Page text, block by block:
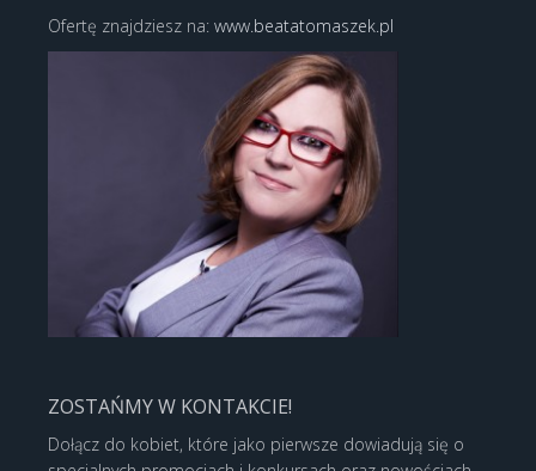
Ofertę znajdziesz na: www.beatatomaszek.pl
ZOSTAŃMY W KONTAKCIE!
Dołącz do kobiet, które jako pierwsze dowiadują się o